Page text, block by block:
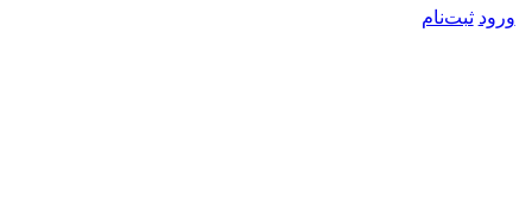
ورود ثبت‌نام